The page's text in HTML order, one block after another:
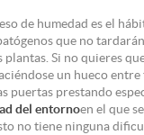
de humedad es el
que no
plantas. Si no quieres
un hueco
puertas prestando
del entornoen el que
no tiene ninguna